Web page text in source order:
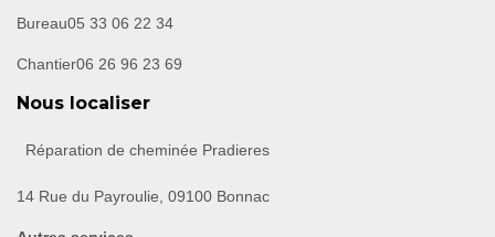
Bureau05 33 06 22 34
Chantier06 26 96 23 69
Nous localiser
Réparation de cheminée Pradieres
14 Rue du Payroulie, 09100 Bonnac